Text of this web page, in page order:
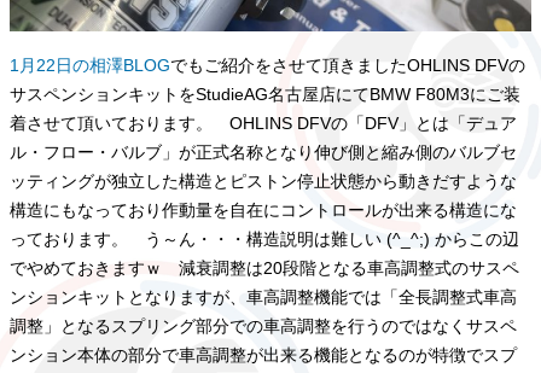
1月22日の相澤BLOGでもご紹介をさせて頂きましたOHLINS DFVの
サスペンションキットをStudieAG名古屋店にてBMW F80M3にご装
着させて頂いております。 OHLINS DFVの「DFV」とは「デュア
ル・フロー・バルブ」が正式名称となり伸び側と縮み側のバルブセ
ッティングが独立した構造とピストン停止状態から動きだすような
構造にもなっており作動量を自在にコントロールが出来る構造にな
っております。 う～ん・・・構造説明は難しい (^_^;) からこの辺
でやめておきますｗ 減衰調整は20段階となる車高調整式のサスペ
ンションキットとなりますが、車高調整機能では「全長調整式車高
調整」となるスプリング部分での車高調整を行うのではなくサスペ
ンション本体の部分で車高調整が出来る機能となるのが特徴でスプ